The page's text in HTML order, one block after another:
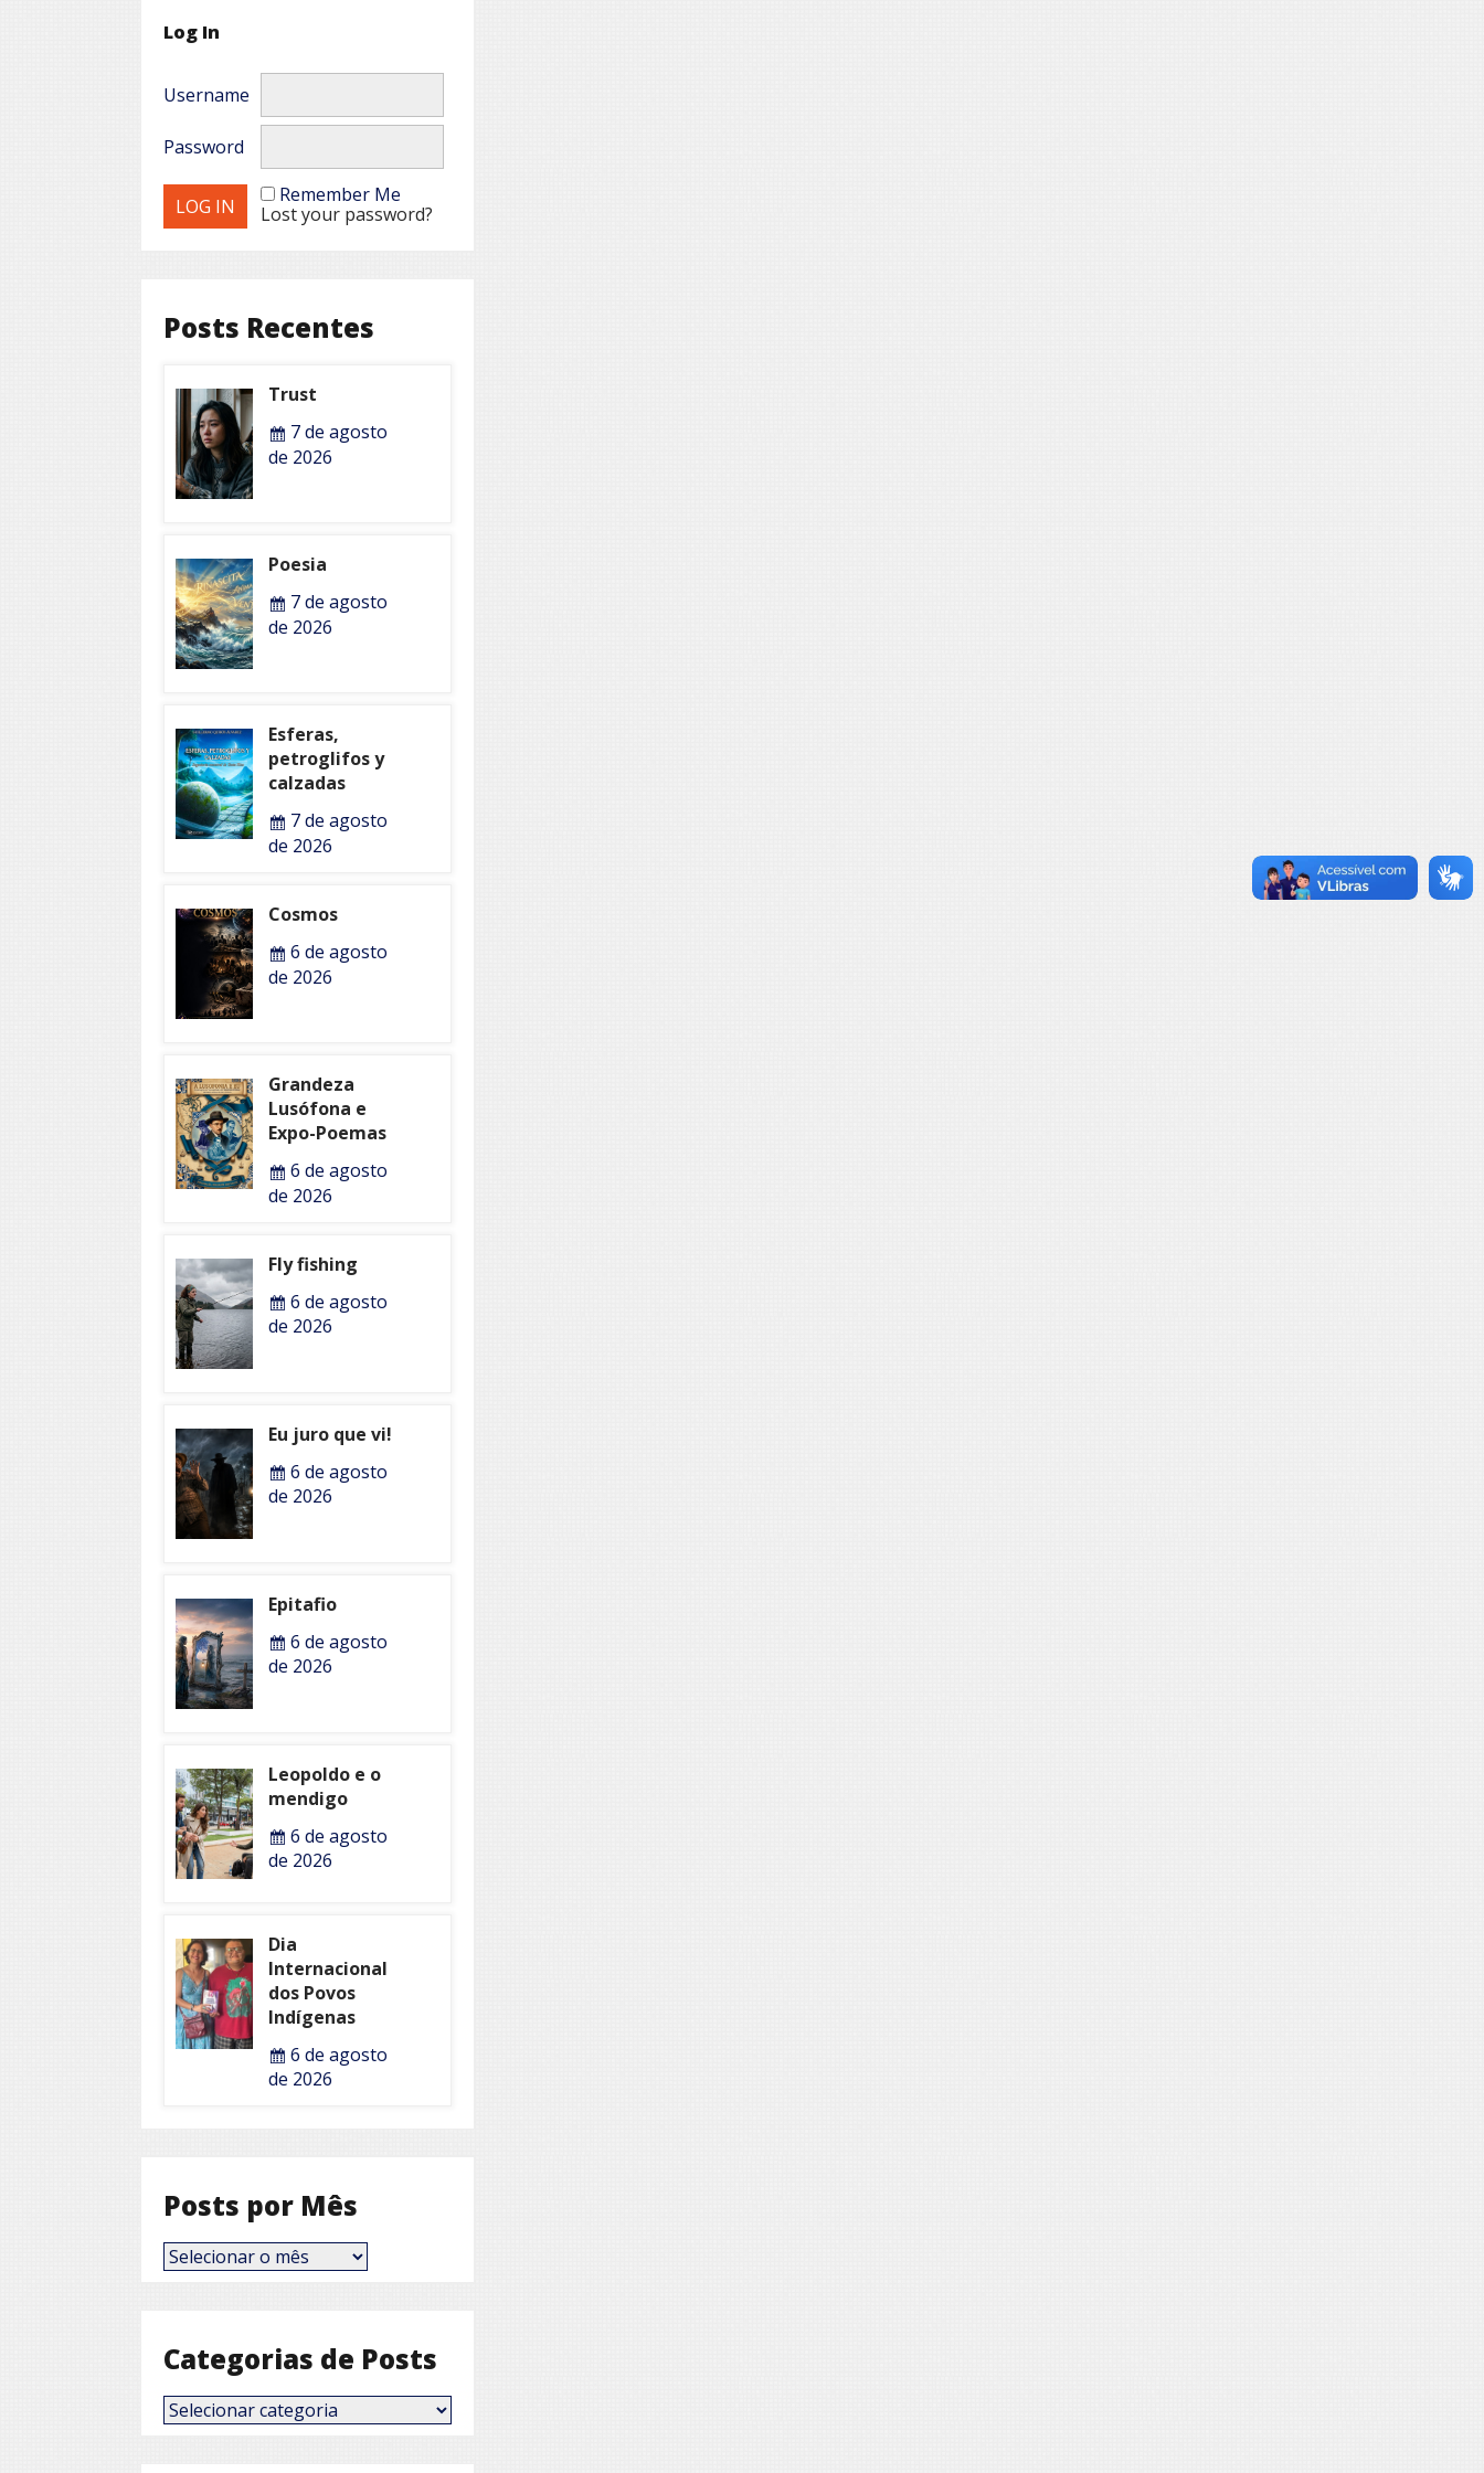
Log In
Username
Password
Remember Me
Lost your password?
Posts Recentes
Trust
7 de agosto
de 2026
Poesia
7 de agosto
de 2026
Esferas,
petroglifos y
calzadas
7 de agosto
de 2026
Cosmos
6 de agosto
de 2026
Grandeza
Lusófona e
Expo-Poemas
6 de agosto
de 2026
Fly fishing
6 de agosto
de 2026
Eu juro que vi!
6 de agosto
de 2026
Epitafio
6 de agosto
de 2026
Leopoldo e o
mendigo
6 de agosto
de 2026
Dia
Internacional
dos Povos
Indígenas
6 de agosto
de 2026
Posts por Mês
Posts
por
Categorias de Posts
Categorias
de